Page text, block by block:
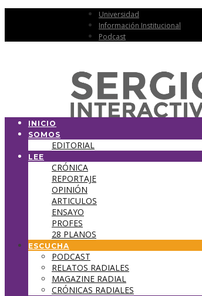
Universidad
Información Institucional
Podcast
INICIO
SOMOS
EDITORIAL
LEE
CRÓNICA
REPORTAJE
OPINIÓN
ARTICULOS
ENSAYO
PROFES
28 PLANOS
ESCUCHA
PODCAST
RELATOS RADIALES
MAGAZINE RADIAL
CRÓNICAS RADIALES